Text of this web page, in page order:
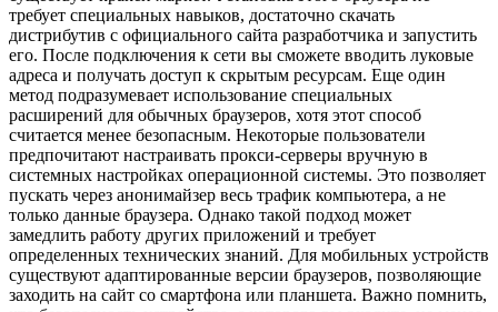
требует специальных навыков, достаточно скачать
дистрибутив с официального сайта разработчика и запустить
его. После подключения к сети вы сможете вводить луковые
адреса и получать доступ к скрытым ресурсам. Еще один
метод подразумевает использование специальных
расширений для обычных браузеров, хотя этот способ
считается менее безопасным. Некоторые пользователи
предпочитают настраивать прокси-серверы вручную в
системных настройках операционной системы. Это позволяет
пускать через анонимайзер весь трафик компьютера, а не
только данные браузера. Однако такой подход может
замедлить работу других приложений и требует
определенных технических знаний. Для мобильных устройств
существуют адаптированные версии браузеров, позволяющие
заходить на сайт со смартфона или планшета. Важно помнить,